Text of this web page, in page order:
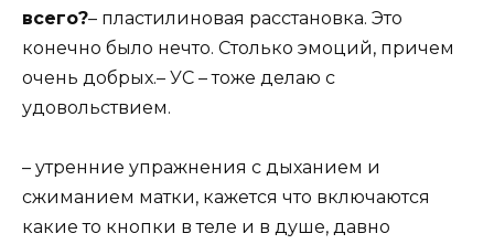
всего?– пластилиновая расстановка. Это
конечно было нечто. Столько эмоций, причем
очень добрых.– УС – тоже делаю с
удовольствием.
– утренние упражнения с дыханием и
сжиманием матки, кажется что включаются
какие то кнопки в теле и в душе, давно